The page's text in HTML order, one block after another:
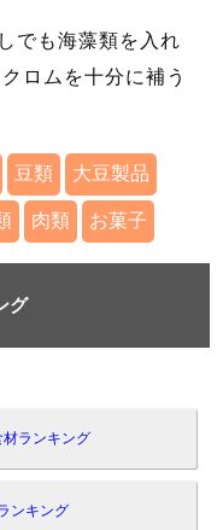
でも海藻類を入れ
ロムを十分に補う
豆類 大豆製品
肉類 お菓子
グ
ランキング
ンキング